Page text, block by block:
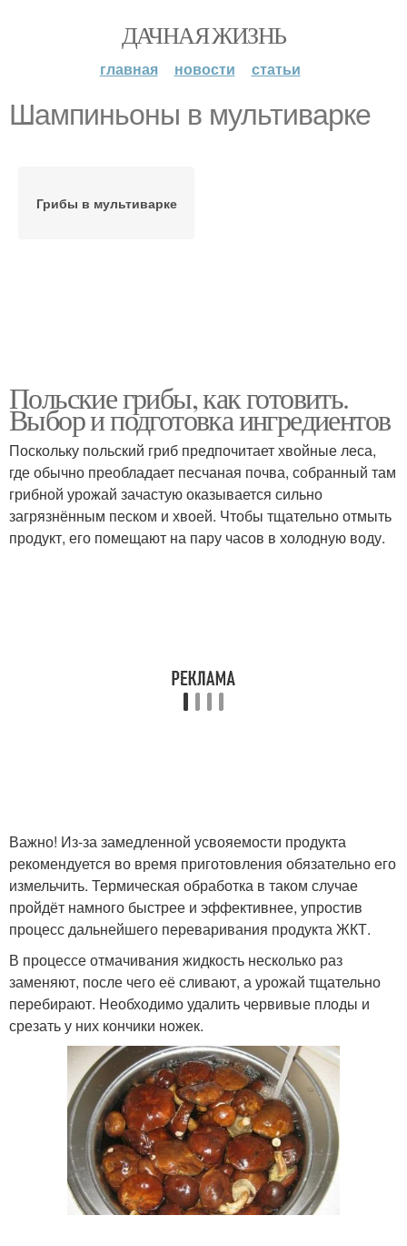
ДАЧНАЯ ЖИЗНЬ
главная новости статьи
Шампиньоны в мультиварке
Грибы в мультиварке
Польские грибы, как готовить.
Выбор и подготовка ингредиентов
Поскольку польский гриб предпочитает хвойные леса,
где обычно преобладает песчаная почва, собранный там
грибной урожай зачастую оказывается сильно
загрязнённым песком и хвоей. Чтобы тщательно отмыть
продукт, его помещают на пару часов в холодную воду.
Важно! Из-за замедленной усвояемости продукта
рекомендуется во время приготовления обязательно его
измельчить. Термическая обработка в таком случае
пройдёт намного быстрее и эффективнее, упростив
процесс дальнейшего переваривания продукта ЖКТ.
В процессе отмачивания жидкость несколько раз
заменяют, после чего её сливают, а урожай тщательно
перебирают. Необходимо удалить червивые плоды и
срезать у них кончики ножек.